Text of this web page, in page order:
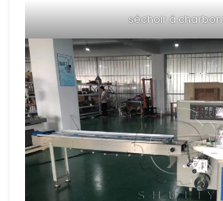
séchoir à charbon